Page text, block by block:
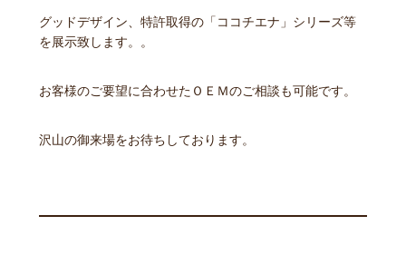
グッドデザイン、特許取得の「ココチエナ」シリーズ等
を展示致します。。
お客様のご要望に合わせたＯＥＭのご相談も可能です。
沢山の御来場をお待ちしております。